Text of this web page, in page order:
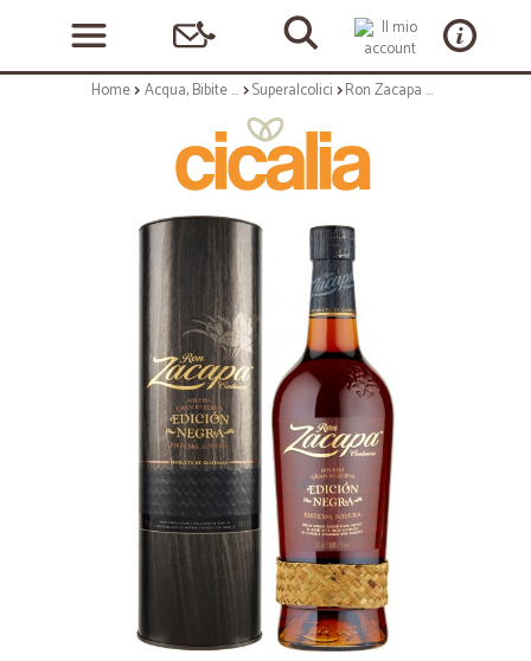
Home Acqua, Bibite e Alcolici Superalcolici Ron Zacapa Centenario Edición Negra 70 cl